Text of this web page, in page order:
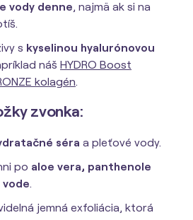
vody denne, najmä ak si na
s kyselinou hyalurónovou
náš HYDRO Boost
kolagén.
zvonka:
séra a pleťové vody.
po aloe vera, panthenole
.
jemná exfoliácia, ktorá